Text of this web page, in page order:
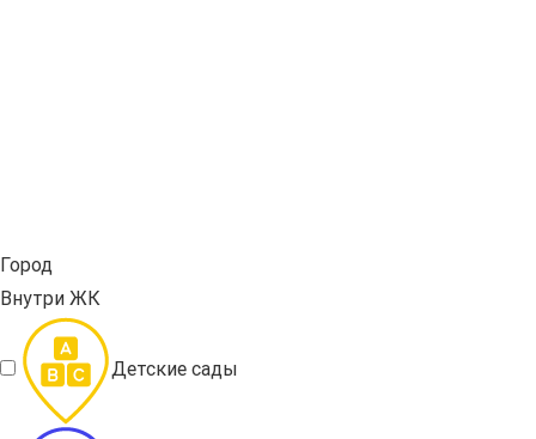
Город
Внутри ЖК
Детские сады